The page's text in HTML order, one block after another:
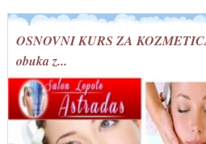
OSNOVNI KURS ZA
obuka z...